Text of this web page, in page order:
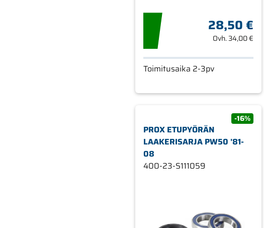
28,50 €
Ovh.34,00 €
Toimitusaika 2-3pv
-16%
PROX ETUPYÖRÄN
LAAKERISARJA PW50 '81-
08
400-23-S111059